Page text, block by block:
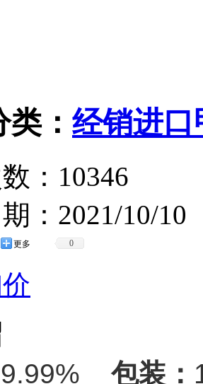
： 经销进口
： 10346
： 2021/10/10
更多 0
包装：